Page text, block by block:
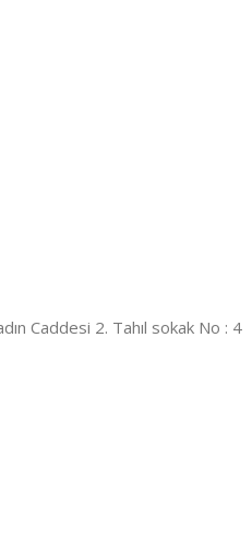
Caddesi 2. Tahıl sokak No : 4